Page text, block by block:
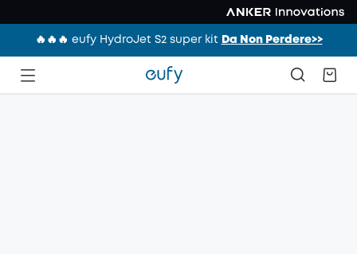
🔥🔥🔥 eufy HydroJet S2 super kit Da Non Perdere>>